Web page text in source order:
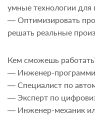
умные технологии
— Оптимизировать
решать реальные
Кем сможешь
— Инженер-
— Специалист по
— Эксперт по
— Инженер-механик